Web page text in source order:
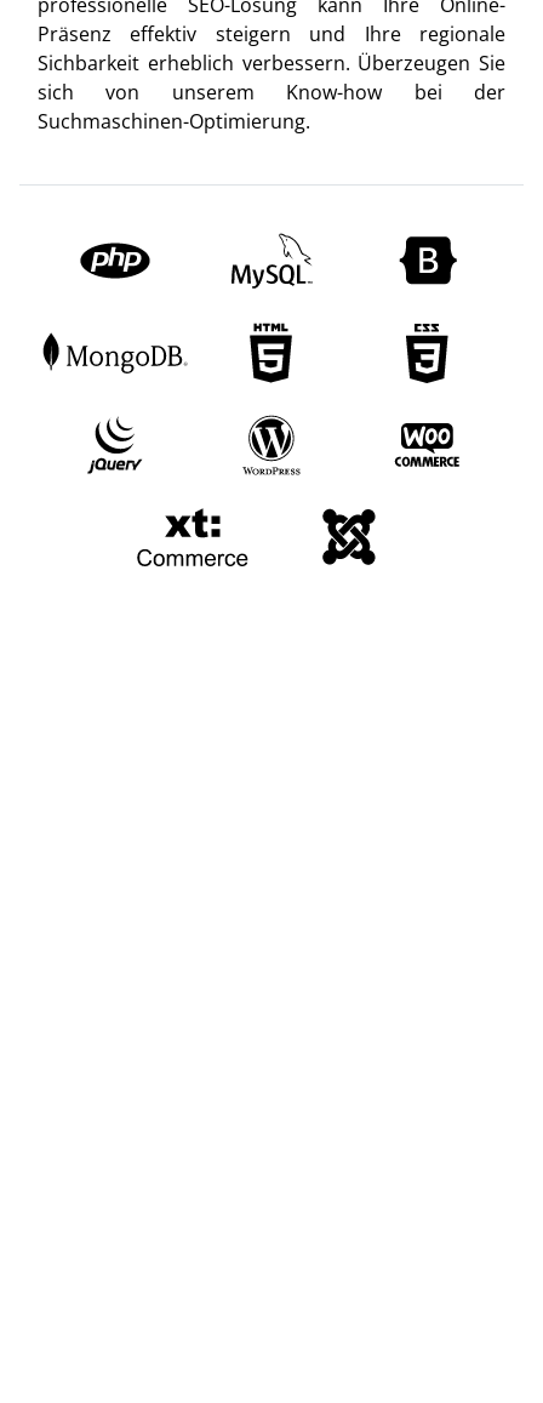
Präsenz effektiv steigern und Ihre regionale
Sichbarkeit erheblich verbessern. Überzeugen Sie
sich von unserem Know-how bei der
Suchmaschinen-Optimierung.